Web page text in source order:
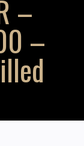
–
–